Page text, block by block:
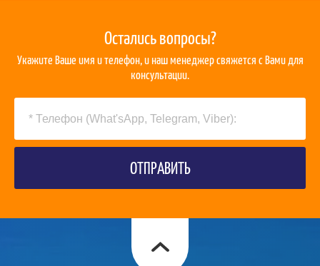
Остались вопросы?
Укажите Ваше имя и телефон, и наш менеджер свяжется с Вами для
консультации.
ОТПРАВИТЬ